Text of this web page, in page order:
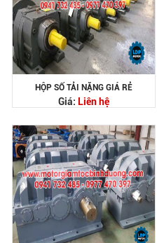
HỘP SỐ TẢI NẶNG GIÁ RẺ
Giá: Liên hệ